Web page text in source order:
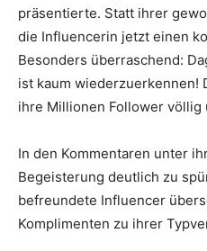
präsentierte. Statt ihrer
die Influencerin jetzt einen
Besonders überraschend:
ist kaum wiederzuerkennen!
ihre Millionen Follower völlig
In den Kommentaren unter
Begeisterung deutlich zu
befreundete Influencer
Komplimenten zu ihrer